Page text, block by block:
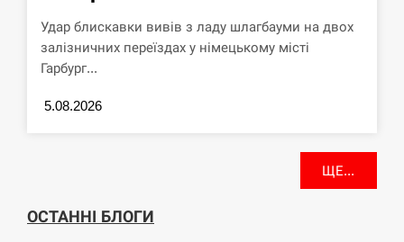
Удар блискавки вивів з ладу шлагбауми на двох
залізничних переїздах у німецькому місті
Гарбург...
5.08.2026
ЩЕ...
ОСТАННІ БЛОГИ